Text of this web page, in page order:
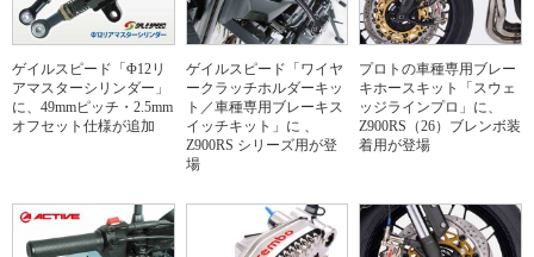
ゲイルスピード「Φ12リ
アマスターシリンダー」
に、49mmピッチ・2.5mm
オフセット仕様が追加
ゲイルスピード「ワイヤ
ークラッチホルダーキッ
ト／車種専用ブレーキス
イッチキット」に 、
Z900RS シリーズ用が登
場
プロトの車種専用ブレー
キホースキット「スウェ
ッジラインプロ」に、
Z900RS（26）ブレンボ装
着用が登場